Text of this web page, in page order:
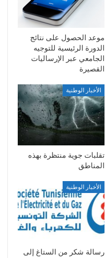
موعد الحصول على نتائج
الدورة الرئيسية للتوجيه
الجامعي عبر الإرساليات
القصيرة
الأخبار الوطنية
تقلبات جوية منتظرة بهذه
المناطق
الأخبار الوطنية
رسالة شكر من الستاغ إلى